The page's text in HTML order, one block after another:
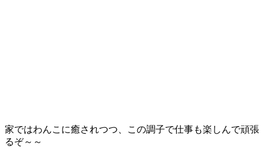
家ではわんこに癒されつつ、この調子で仕事も楽しんで頑張
るぞ～～